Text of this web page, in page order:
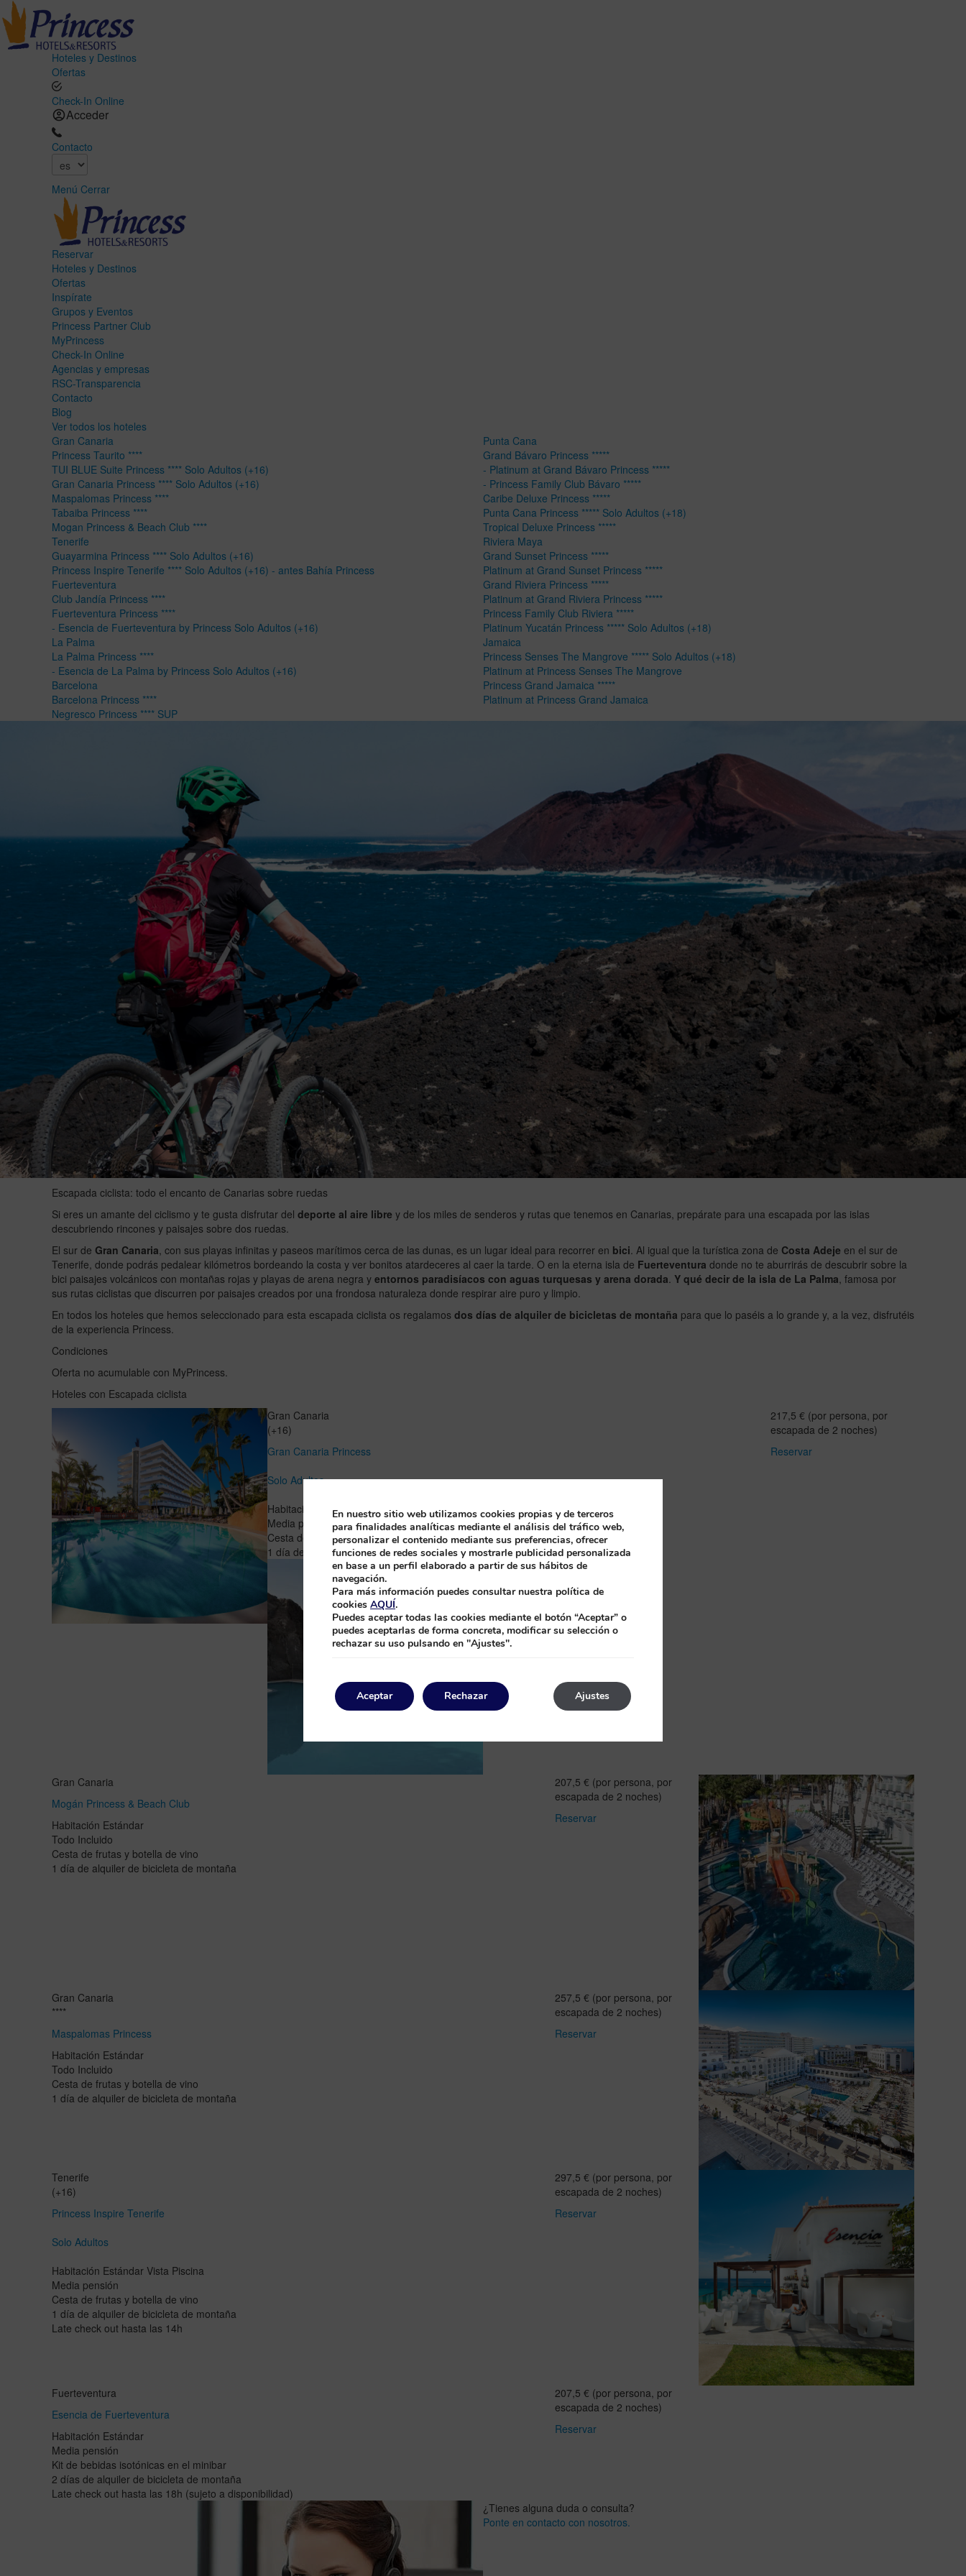
Hoteles y Destinos
Ofertas
Check-In Online
Acceder
Contacto
Menú Cerrar
Reservar
Hoteles y Destinos
Ofertas
Inspírate
Grupos y Eventos
Princess Partner Club
MyPrincess
Check-In Online
Agencias y empresas
RSC-Transparencia
Contacto
Blog
Ver todos los hoteles
Gran Canaria
Princess Taurito ****
TUI BLUE Suite Princess **** Solo Adultos (+16)
Gran Canaria Princess **** Solo Adultos (+16)
Maspalomas Princess ****
Tabaiba Princess ****
Mogan Princess & Beach Club ****
Tenerife
Guayarmina Princess **** Solo Adultos (+16)
Princess Inspire Tenerife **** Solo Adultos (+16) - antes Bahía Princess
Fuerteventura
Club Jandía Princess ****
Fuerteventura Princess ****
- Esencia de Fuerteventura by Princess Solo Adultos (+16)
La Palma
La Palma Princess ****
- Esencia de La Palma by Princess Solo Adultos (+16)
Barcelona
Barcelona Princess ****
Negresco Princess **** SUP
Punta Cana
Grand Bávaro Princess *****
- Platinum at Grand Bávaro Princess *****
- Princess Family Club Bávaro *****
Caribe Deluxe Princess *****
Punta Cana Princess ***** Solo Adultos (+18)
Tropical Deluxe Princess *****
Riviera Maya
Grand Sunset Princess *****
Platinum at Grand Sunset Princess *****
Grand Riviera Princess *****
Platinum at Grand Riviera Princess *****
Princess Family Club Riviera *****
Platinum Yucatán Princess ***** Solo Adultos (+18)
Jamaica
Princess Senses The Mangrove ***** Solo Adultos (+18)
Platinum at Princess Senses The Mangrove
Princess Grand Jamaica *****
Platinum at Princess Grand Jamaica
Escapada ciclista: todo el encanto de Canarias sobre ruedas
Si eres un amante del ciclismo y te gusta disfrutar del deporte al aire libre y de los miles de senderos y rutas que tenemos en Canarias, prepárate para una escapada por las islas
descubriendo rincones y paisajes sobre dos ruedas.
El sur de Gran Canaria, con sus playas infinitas y paseos marítimos cerca de las dunas, es un lugar ideal para recorrer en bici. Al igual que la turística zona de Costa Adeje en el sur de
Tenerife, donde podrás pedalear kilómetros bordeando la costa y ver bonitos atardeceres al caer la tarde. O en la eterna isla de Fuerteventura donde no te aburrirás de descubrir sobre la
bici paisajes volcánicos con montañas rojas y playas de arena negra y entornos paradisíacos con aguas turquesas y arena dorada. Y qué decir de la isla de La Palma, famosa por
sus rutas ciclistas que discurren por paisajes creados por una frondosa naturaleza donde respirar aire puro y limpio.
En todos los hoteles que hemos seleccionado para esta escapada ciclista os regalamos dos días de alquiler de bicicletas de montaña para que lo paséis a lo grande y, a la vez, disfrutéis
de la experiencia Princess.
Condiciones
Oferta no acumulable con MyPrincess.
Hoteles con Escapada ciclista
Gran Canaria
(+16)
Gran Canaria Princess
Solo Adultos
Habitación Estándar
Media pensión
Cesta de frutas y botella de vino
1 día de alquiler de bicicleta de montaña
217,5 € (por persona, por
escapada de 2 noches)
Reservar
Gran Canaria
Mogán Princess & Beach Club
Habitación Estándar
Todo Incluido
Cesta de frutas y botella de vino
1 día de alquiler de bicicleta de montaña
207,5 € (por persona, por
escapada de 2 noches)
Reservar
Gran Canaria
****
Maspalomas Princess
Habitación Estándar
Todo Incluido
Cesta de frutas y botella de vino
1 día de alquiler de bicicleta de montaña
257,5 € (por persona, por
escapada de 2 noches)
Reservar
Tenerife
(+16)
Princess Inspire Tenerife
Solo Adultos
Habitación Estándar Vista Piscina
Media pensión
Cesta de frutas y botella de vino
1 día de alquiler de bicicleta de montaña
Late check out hasta las 14h
297,5 € (por persona, por
escapada de 2 noches)
Reservar
Fuerteventura
Esencia de Fuerteventura
Habitación Estándar
Media pensión
Kit de bebidas isotónicas en el minibar
2 días de alquiler de bicicleta de montaña
Late check out hasta las 18h (sujeto a disponibilidad)
207,5 € (por persona, por
escapada de 2 noches)
Reservar
¿Tienes alguna duda o consulta?
Ponte en contacto con nosotros.
En nuestro sitio web utilizamos cookies propias y de terceros
para finalidades analíticas mediante el análisis del tráfico web,
personalizar el contenido mediante sus preferencias, ofrecer
funciones de redes sociales y mostrarle publicidad personalizada
en base a un perfil elaborado a partir de sus hábitos de
navegación.
Para más información puedes consultar nuestra política de
cookies AQUÍ.
Puedes aceptar todas las cookies mediante el botón “Aceptar” o
puedes aceptarlas de forma concreta, modificar su selección o
rechazar su uso pulsando en "Ajustes".
Aceptar Ajustes
Rechazar